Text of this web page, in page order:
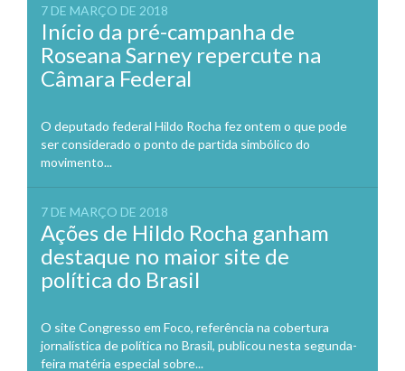
7 DE MARÇO DE 2018
Início da pré-campanha de
Roseana Sarney repercute na
Câmara Federal
O deputado federal Hildo Rocha fez ontem o que pode
ser considerado o ponto de partida simbólico do
movimento...
7 DE MARÇO DE 2018
Ações de Hildo Rocha ganham
destaque no maior site de
política do Brasil
O site Congresso em Foco, referência na cobertura
jornalística de política no Brasil, publicou nesta segunda-
feira matéria especial sobre...